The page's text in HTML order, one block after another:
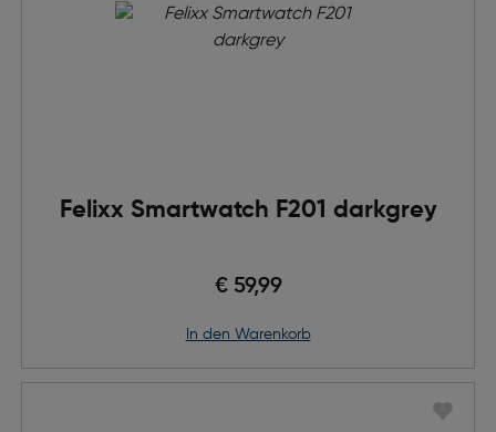
Felixx Smartwatch F201 darkgrey
€ 59,99
in den Warenkorb